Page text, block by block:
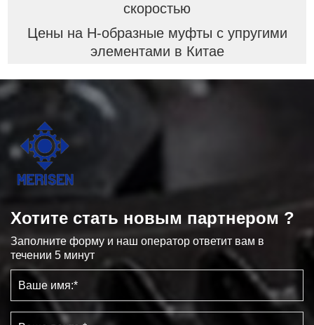
скоростью
Цены на Н-образные муфты с упругими
элементами в Китае
Хотите стать новым партнером ?
Заполните форму и наш оператор ответит вам в
течении 5 минут